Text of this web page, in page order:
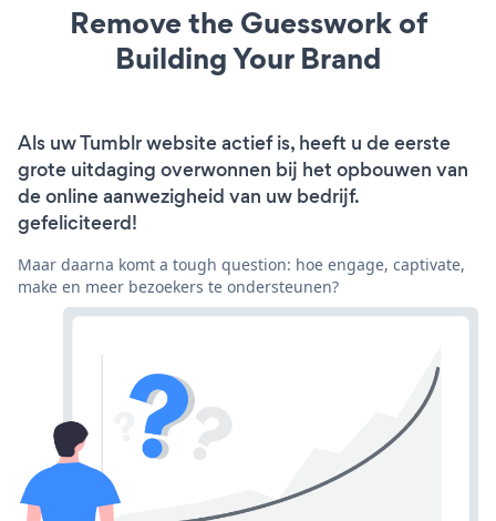
Remove the Guesswork of
Building Your Brand
Als uw Tumblr website actief is, heeft u de eerste
grote uitdaging overwonnen bij het opbouwen van
de online aanwezigheid van uw bedrijf.
gefeliciteerd!
Maar daarna komt a tough question: hoe engage, captivate,
make en meer bezoekers te ondersteunen?